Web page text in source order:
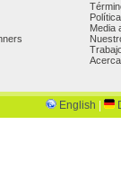
Media
English